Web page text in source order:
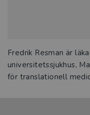
Fredrik Resman är
universitetssjukhus,
för translationell